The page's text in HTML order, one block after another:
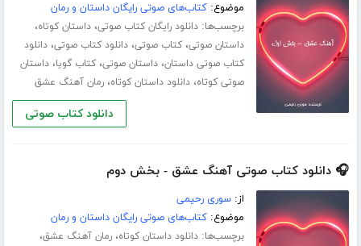
موضوع:کتاب‌های صوتی رایگان داستان و رمان
برچسب‌ها:دانلود رایگان کتاب صوتی،داستان کوتاه،
داستان صوتی،کتاب صوتی،دانلود کتاب صوتی،دانلود
کتاب صوتی داستان،داستان صوتی،کتاب گویا،داستان
صوتی کوتاه،دانلود داستان کوتاه،رمان آهنگ عشق
دانلود کتاب صوتی
🎧 دانلود کتاب صوتی آهنگ عشق - بخش دوم
از:سوری رحیمی
موضوع:کتاب‌های صوتی رایگان داستان و رمان
برچسب‌ها:دانلود داستان کوتاه،رمان آهنگ عشق،